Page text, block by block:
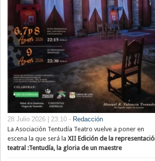
28 Julio 2026 | 23:10 - Redacción
La Asociación Tentudía Teatro vuelve a poner en
escena la que será la XII Edición de la
teatral :Tentudía, la gloria de un maestre